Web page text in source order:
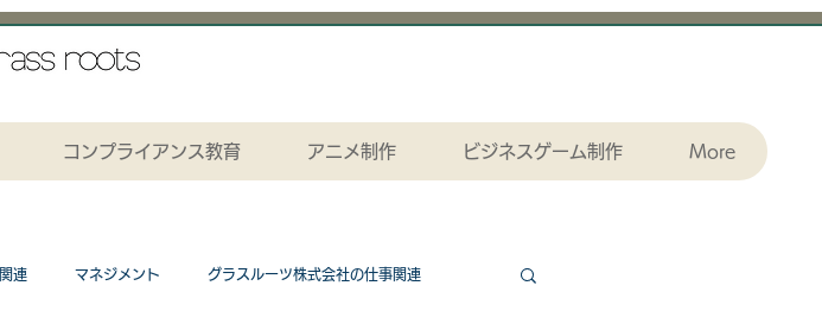
コンプライアンス教育 アニメ制作 ビジネスゲーム制作 More
連 マネジメント グラスルーツ株式会社の仕事関連